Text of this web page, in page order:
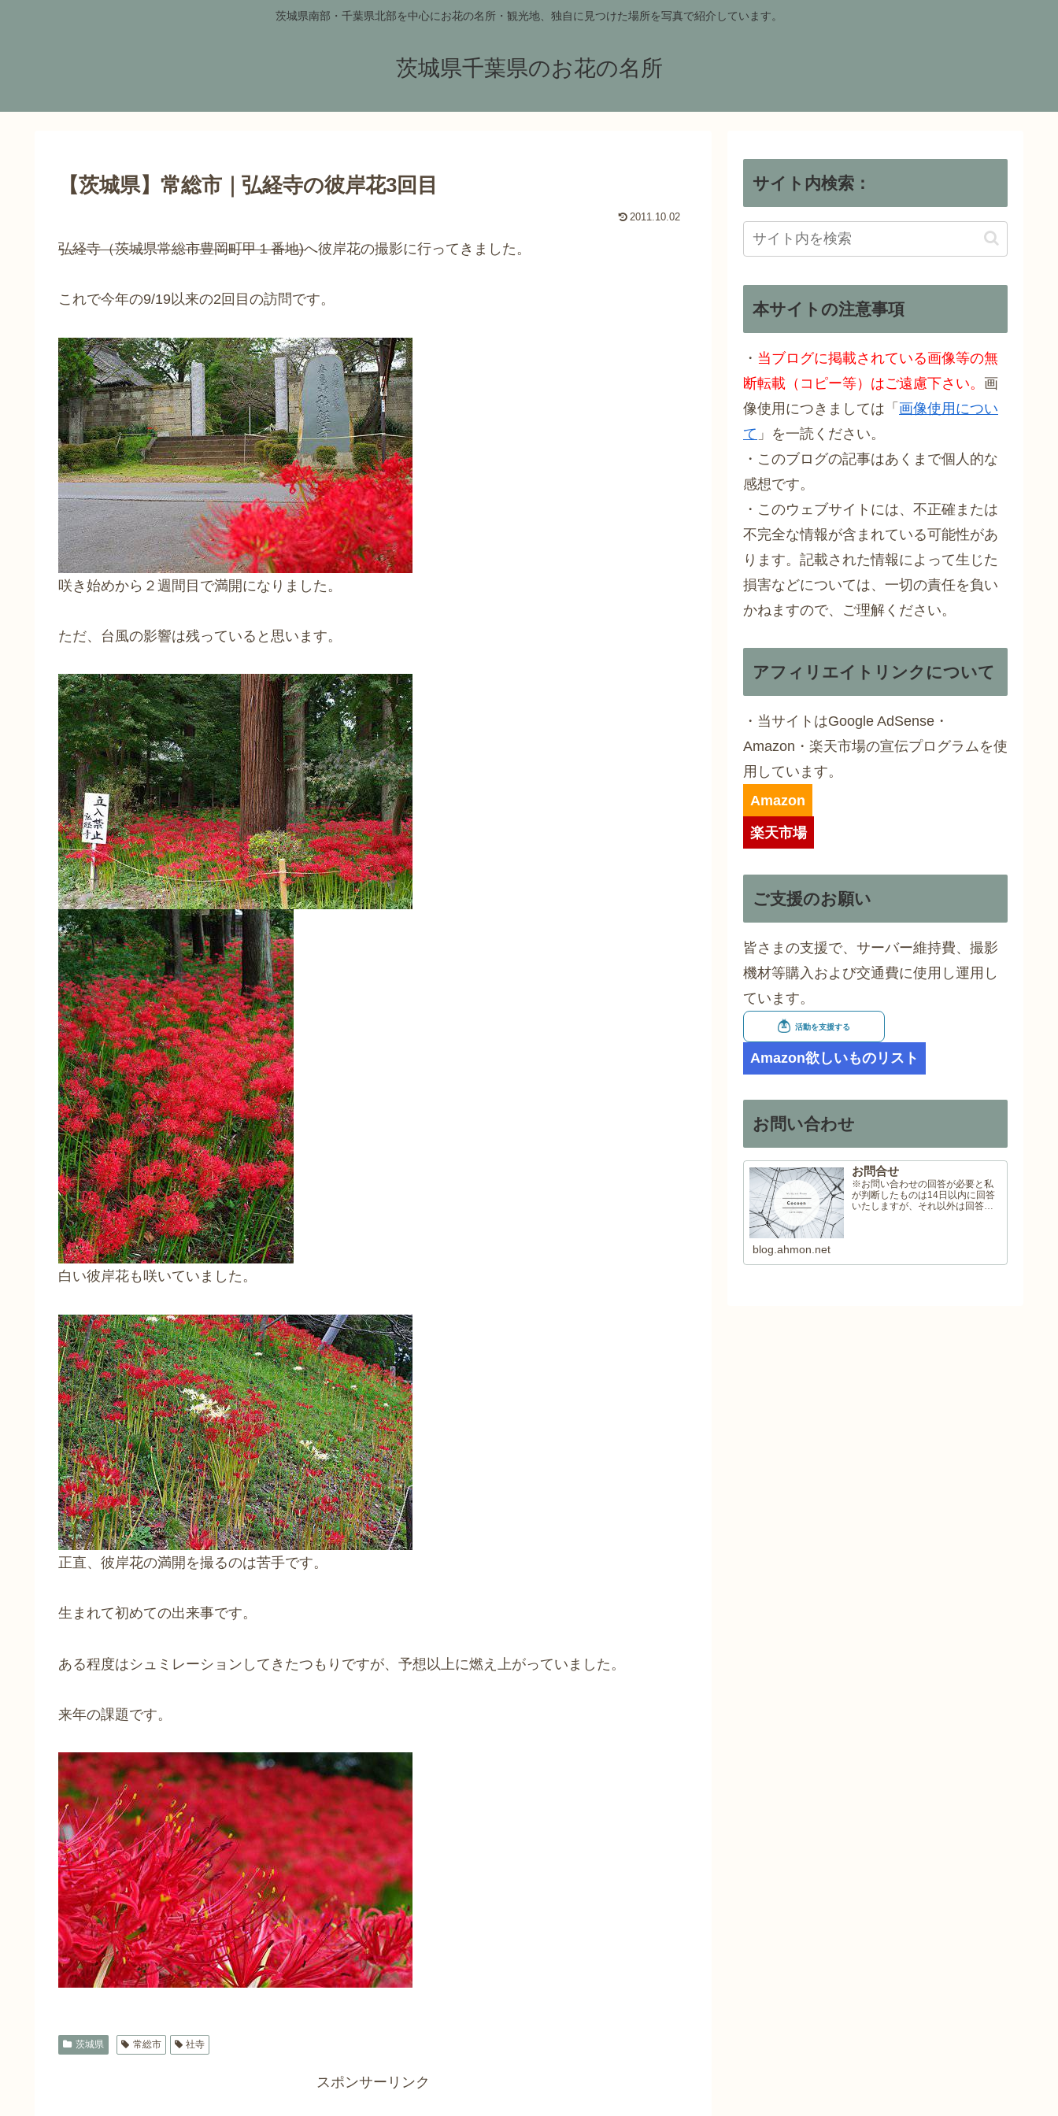
茨城県南部・千葉県北部を中心にお花の名所・観光地、独自に見つけた場所を写真で紹介しています。
茨城県千葉県のお花の名所
【茨城県】常総市｜弘経寺の彼岸花3回目
2011.10.02
弘経寺（茨城県常総市豊岡町甲１番地)へ彼岸花の撮影に行ってきました。
これで今年の9/19以来の2回目の訪問です。
咲き始めから２週間目で満開になりました。
ただ、台風の影響は残っていると思います。
白い彼岸花も咲いていました。
正直、彼岸花の満開を撮るのは苦手です。
生まれて初めての出来事です。
ある程度はシュミレーションしてきたつもりですが、予想以上に燃え上がっていました。
来年の課題です。
茨城県 常総市 社寺
スポンサーリンク
サイト内検索：
本サイトの注意事項
・ 当ブログに掲載されている画像等の無
断転載（コピー等）はご遠慮下さい。 画
像使用につきましては「 画像使用につい
て 」を一読ください。
・このブログの記事はあくまで個人的な
感想です。
・このウェブサイトには、不正確または
不完全な情報が含まれている可能性があ
ります。記載された情報によって生じた
損害などについては、一切の責任を負い
かねますので、ご理解ください。
アフィリエイトリンクについて
・当サイトはGoogle AdSense・
Amazon・楽天市場の宣伝プログラムを使
用しています。
Amazon
楽天市場
ご支援のお願い
皆さまの支援で、サーバー維持費、撮影
機材等購入および交通費に使用し運用し
ています。
Amazon欲しいものリスト
お問い合わせ
お問合せ
※お問い合わせの回答が必要と私
が判断したものは14日以内に回答
いたしますが、それ以外は回答い
blog.ahmon.net